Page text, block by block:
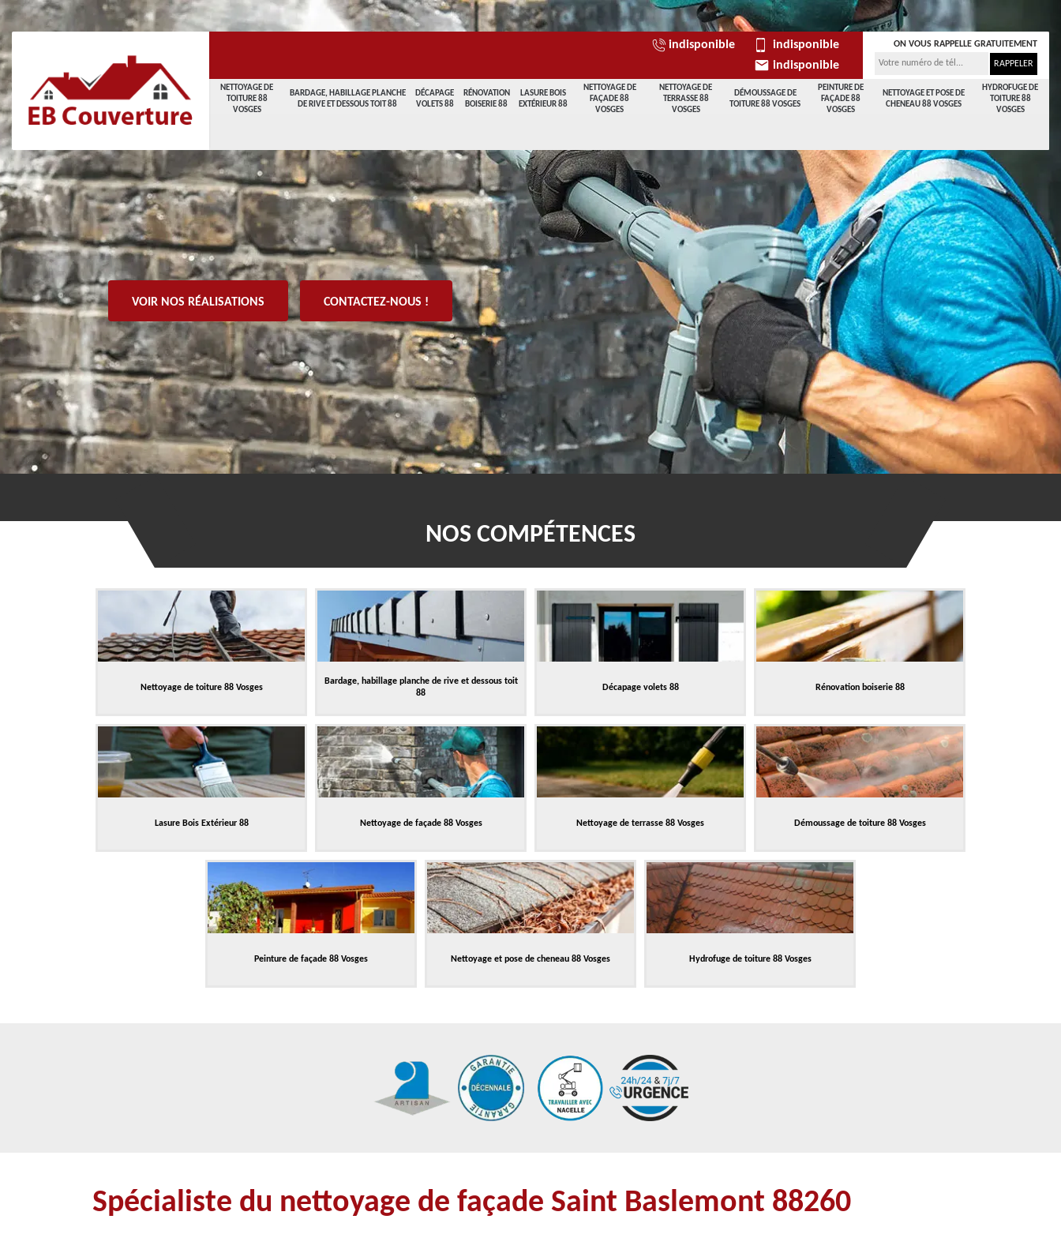
NETTOYAGE DE
TOITURE 88
VOSGES
BARDAGE, HABILLAGE PLANCHE
DE RIVE ET DESSOUS TOIT 88
DÉCAPAGE
VOLETS 88
RÉNOVATION
BOISERIE 88
LASURE BOIS
EXTÉRIEUR 88
NETTOYAGE DE
FAÇADE 88
VOSGES
NETTOYAGE DE
TERRASSE 88
VOSGES
DÉMOUSSAGE DE
TOITURE 88 VOSGES
PEINTURE DE
FAÇADE 88
VOSGES
NETTOYAGE ET POSE DE
CHENEAU 88 VOSGES
HYDROFUGE DE
TOITURE 88
VOSGES
indisponible
indisponible
indisponible
ON VOUS RAPPELLE GRATUITEMENT
VOIR NOS RÉALISATIONS CONTACTEZ-NOUS !
NOS COMPÉTENCES
Nettoyage de toiture 88 Vosges
Bardage, habillage planche de rive et dessous toit
88
Décapage volets 88 Rénovation boiserie 88
Lasure Bois Extérieur 88 Nettoyage de façade 88 Vosges Nettoyage de terrasse 88 Vosges Démoussage de toiture 88 Vosges
Peinture de façade 88 Vosges Nettoyage et pose de cheneau 88 Vosges Hydrofuge de toiture 88 Vosges
Spécialiste du nettoyage de façade Saint Baslemont 88260